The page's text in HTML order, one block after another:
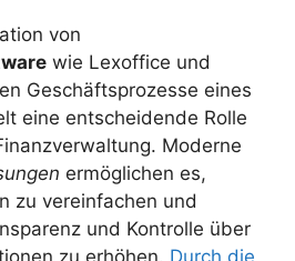
von
wie Lexoffice und
Geschäftsprozesse eines
eine entscheidende Rolle
Moderne
ermöglichen es,
zu vereinfachen und
und Kontrolle über
zu erhöhen. Durch die